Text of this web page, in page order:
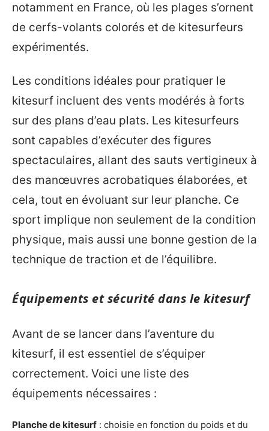
notamment en France, où les plages s’ornent
de cerfs-volants colorés et de kitesurfeurs
expérimentés.
Les conditions idéales pour pratiquer le
kitesurf incluent des vents modérés à forts
sur des plans d’eau plats. Les kitesurfeurs
sont capables d’exécuter des figures
spectaculaires, allant des sauts vertigineux à
des manœuvres acrobatiques élaborées, et
cela, tout en évoluant sur leur planche. Ce
sport implique non seulement de la condition
physique, mais aussi une bonne gestion de la
technique de traction et de l’équilibre.
Équipements et sécurité dans le kitesurf
Avant de se lancer dans l’aventure du
kitesurf, il est essentiel de s’équiper
correctement. Voici une liste des
équipements nécessaires :
Planche de kitesurf : choisie en fonction du poids et du